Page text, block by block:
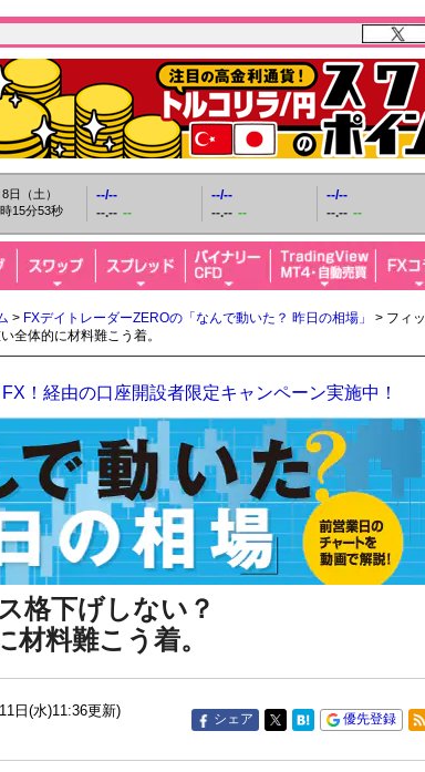
日（土）
15分54秒
--/--
--.-- --
--/--
--.-- --
--/--
--.-- --
> FXデイトレーダーZEROの「なんで動いた？ 昨日の相場」
> フィッ
全体的に材料難こう着。
！経由の口座開設者限定キャンペーン実施中！
格下げしない？
材料難こう着。
日(水)11:36更新)
シェア 優先登録